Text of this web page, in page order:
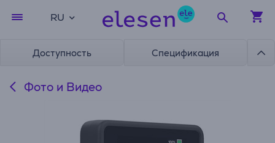
RU
Доступность Спецификация
Фото и Видео